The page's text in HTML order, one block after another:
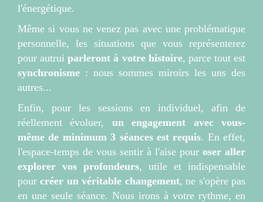
l'énergétique.
Même si vous ne venez pas avec une problématique
personnelle, les situations que vous représenterez
pour autruiparleront à votre histoire, parce tout est
synchronisme : nous sommes miroirs les uns des
autres...
Enfin, pour les sessions en individuel, afin de
réellement évoluer, un engagement avec vous-
même de minimum 3 séances est requis. En effet,
l'espace-temps de vous sentir à l'aise pour oser aller
explorer vos profondeurs, utile et indispensable
pourcréer un véritable changement, ne s'opère pas
en une seule séance. Nous irons à votre rythme, en